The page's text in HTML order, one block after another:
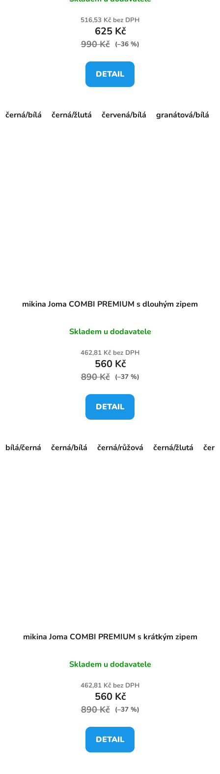
516,53 Kč bez DPH
625 Kč
990 Kč (–36 %)
DETAIL
černá/bílá černá/žlutá červená/bílá granátová/bílá
mikina Joma COMBI PREMIUM s dlouhým zipem
Skladem u dodavatele
462,81 Kč bez DPH
560 Kč
890 Kč (–37 %)
DETAIL
bílá/černá černá/bílá černá/růžová černá/žlutá
mikina Joma COMBI PREMIUM s krátkým zipem
Skladem u dodavatele
462,81 Kč bez DPH
560 Kč
890 Kč (–37 %)
DETAIL